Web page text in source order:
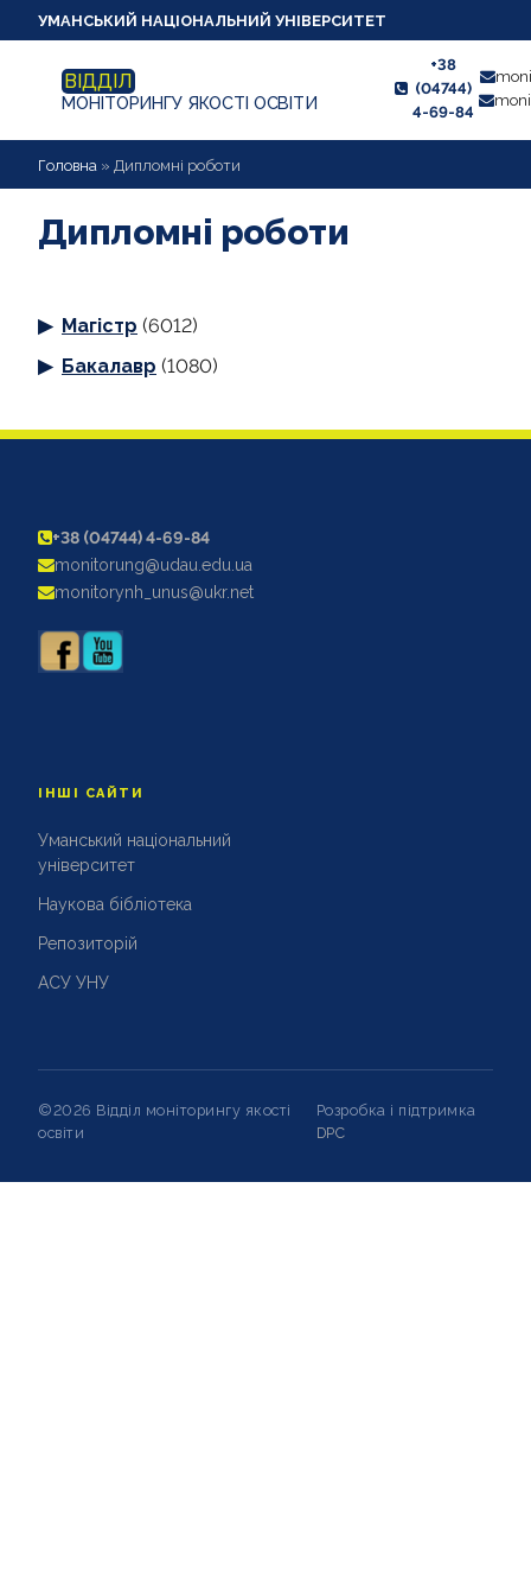
УМАНСЬКИЙ НАЦІОНАЛЬНИЙ УНІВЕРСИТЕТ
ВІДДІЛ
МОНІТОРИНГУ ЯКОСТІ ОСВІТИ
+38
(04744)
4-69-84
НОВИНИ
ПРО ВІДДІЛ
ВИКЛАДАЧУ
АНКЕТУВАННЯ
ДИПЛОМНІ РОБОТИ
АКРЕДИТАЦІЙНІ ЕКСПЕРТИЗИ
АКАДЕМІЧНА ДОБРОЧЕСНІСТЬ
Головна » Дипломні роботи
Дипломні роботи
Магістр (6012)
Бакалавр (1080)
+38 (04744) 4-69-84
monitorung@udau.edu.ua
monitorynh_unus@ukr.net
ІНШІ САЙТИ
Уманський національний
університет
Наукова бібліотека
Репозиторій
АСУ УНУ
©2026 Відділ моніторингу якості
освіти
Розробка і підтримка
DPC